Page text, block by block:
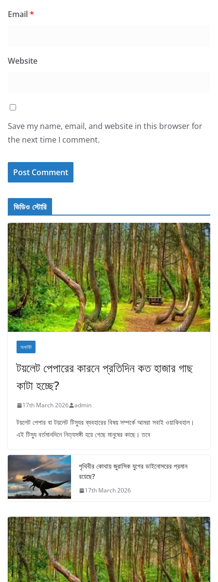
Email*
Website
Save my name, email, and website in this browser for
the next time I comment.
ভিডিও স্টোরি
অফবিট
টয়লেট পেপারের কারনে প্রতিদিন কত হাজার গাছ
কাটা হচ্ছে?
17th March 2026 admin
টয়লেট পেপার বা টয়লেট টিস্যুর ব্যবহারের বিষয় সম্পর্কে আমরা সবাই ওয়াকিবহাল।
এই টিস্যু বর্তমানদিনে নিত্যসঙ্গী হয়ে গেছে মানুষের কাছে। তবে
পৃথিবীর কোথায় জুরাসিক যুগের ডাইনোসরের প্রমান
রয়েছে?
17th March 2026